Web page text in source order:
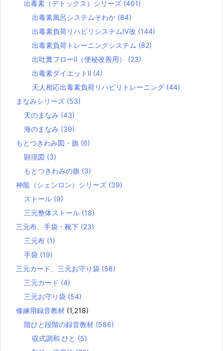
出毒素（デトックス）シリーズ (401)
出毒素風呂システムそわか (84)
出毒素負荷リハビリシステムⅣ改 (144)
出毒素負荷トレーニングシステム (82)
出吐糞フローⅡ（便秘改善用） (23)
出毒素ダイエットⅡ (4)
天人相応出毒素負荷リハビリトレーニング (44)
まなみシリーズ (53)
天のまなみ (43)
海のまなみ (39)
もとつきわみ図・旗 (6)
顕現図 (3)
もとつきわみの旗 (3)
神龍（シェンロン）シリーズ (39)
ストール (9)
三元整体ストール (18)
三元布、手袋・靴下 (23)
三元布 (1)
手袋 (19)
三元カード、三元お守り袋 (58)
三元カード (4)
三元お守り袋 (54)
修練用録音教材 (1,218)
階ひと段階の録音教材 (586)
収式調和 ひと (5)